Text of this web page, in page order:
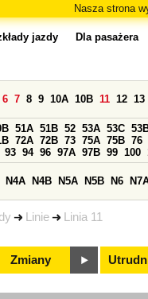
Nasza strona
Linie Linia 11
jazdy Dla pasażera
6 7 8 9 10A 10B 11 12 13
51A 51B 52 53A 53C
72A 72B 73 75A 75B 76
93 94 96 97A 97B 99 100
N4A N4B N5A N5B N6
Zmiany